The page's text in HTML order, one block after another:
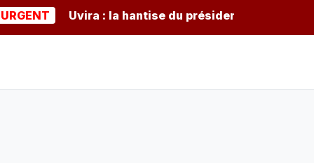
Uvira : la hantise du président burundais